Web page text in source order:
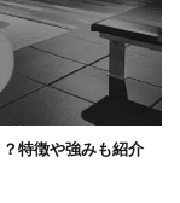
特徴や強みも紹介